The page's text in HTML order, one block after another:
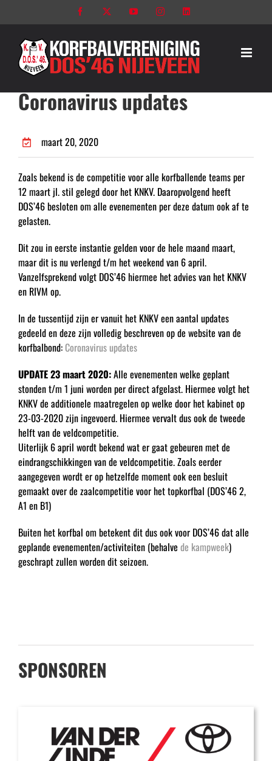
naar
Facebook YouTubeInstagram
Coronavirus updates
maart 20, 2020
Zoals bekend is de competitie voor alle korfballende teams per
12 maart jl. stil gelegd door het KNKV. Daaropvolgend heeft
DOS’46 besloten om alle evenementen per deze datum ook af te
gelasten.
Dit zou in eerste instantie gelden voor de hele maand maart,
maar dit is nu verlengd t/m het weekend van 6 april.
Vanzelfsprekend volgt DOS’46 hiermee het advies van het KNKV
en RIVM op.
In de tussentijd zijn er vanuit het KNKV een aantal updates
gedeeld en deze zijn volledig beschreven op de website van de
korfbalbond:Coronavirus updates
UPDATE 23 maart 2020:Alle evenementen welke geplant
stonden t/m 1 juni worden per direct afgelast. Hiermee volgt het
KNKV de additionele maatregelen op welke door het kabinet op
23-03-2020 zijn ingevoerd. Hiermee vervalt dus ook de tweede
helft van de veldcompetitie.
Uiterlijk 6 april wordt bekend wat er gaat gebeuren met de
eindrangschikkingen van de veldcompetitie. Zoals eerder
aangegeven wordt er op hetzelfde moment ook een besluit
gemaakt over de zaalcompetitie voor het topkorfbal (DOS’46 2,
A1 en B1)
Buiten het korfbal om betekent dit dus ook voor DOS’46 dat alle
geplande evenementen/activiteiten (behalve de kampweek)
geschrapt zullen worden dit seizoen.
SPONSOREN